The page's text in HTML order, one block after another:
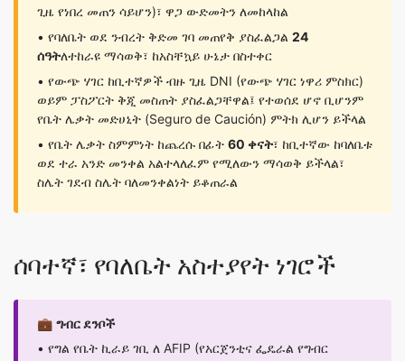
ጊዜ የነበረ መጠን ሳይሆን)፣ ዋጋ ውድመትን ለመከላከል
• የባለቤት ወደ ንብረት ቅድመ ገባ መጠየቅ ያስፈልጋል 24
ሰዓትለተከራዩ ማሳወቅ፣ ከአስቸኳይ ሁኔታ በስተቀር
• የውጭ ሃገር ከቢተኛዎች ብዙ ጊዜ DNI (የውጭ ሃገር ነዋሪ ምስክር)
ወይም ፓስፖርት ቅጂ መስጠት ያስፈልጋቸዋል፤ የተወሰደ ሆኖ ቢሆንም
የቤት ሌቃት መድሀኒት (Seguro de Caución) ምትክ ሊሆን ይችላል
• የቤት ሌቃት ስምምነት ከጨረሱ በፊት 60 ቀናት፣ ከቢተኛው ከባለቤቱ
ወደ ተራ አንድ መንቀል አልተላለፈም የሚለውን ማሳወቅ ይችላል፣
ስሌት ገደብ ስሌት ባለመንቀልነት ይቆጠራል
ሰባተኛ፣ የባለቤት አስተያየት ነገሮች
💼 ግብር ደንቦች
• የግል የቤት ኪራይ ገቢ ለ AFIP (የአርጀንቲና ፌዴራል የግብር